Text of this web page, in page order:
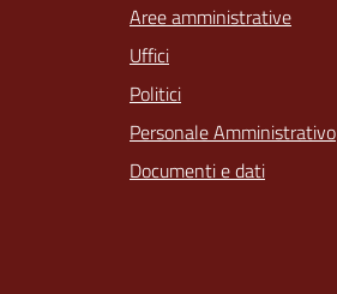
Aree amministrative
Uffici
Politici
Personale Amministrativo
Documenti e dati